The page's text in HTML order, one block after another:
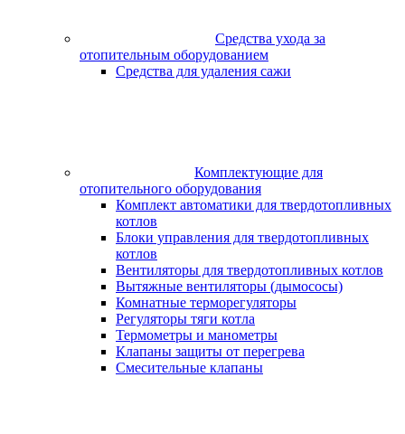
Средства ухода за
отопительным оборудованием
Средства для удаления сажи
Комплектующие для
отопительного оборудования
Комплект автоматики для твердотопливных
котлов
Блоки управления для твердотопливных
котлов
Вентиляторы для твердотопливных котлов
Вытяжные вентиляторы (дымососы)
Комнатные терморегуляторы
Регуляторы тяги котла
Термометры и манометры
Клапаны защиты от перегрева
Смесительные клапаны